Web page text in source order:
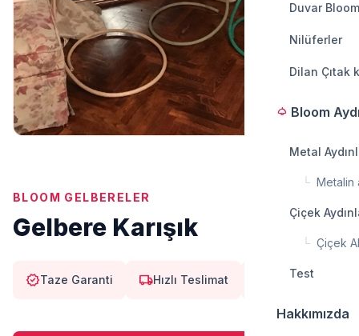
Duvar
Nilüferler
Dilan Çıtak
light Bloom
Metal
└ Metalin
Çiçek
└ Çiçek
Test
Hakkımızda
BLOOM GELBERELER
Gelbere Karışık
verifiedTaze Garanti local_shippingHızlı Teslimat Doğal